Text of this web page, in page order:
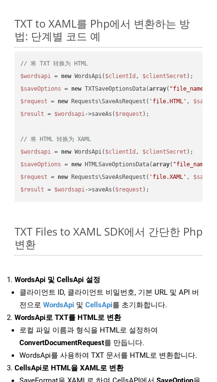
TXT to XAML를 Php에서 변환하는 방
법: 단계별 코드 예
// 将 TXT 转换为 HTML
$wordsapi = new WordsApi( $clientId , $clientSecret
$saveOptions = new TXTSaveOptionsData(array( "file_name"
$request = new Requests\SaveAsRequest( 'file.HTML' ,
$result = $wordsapi->saveAs( $request );
// 将 HTML 转换为 XAML
$wordsapi = new WordsApi( $clientId , $clientSecret
$saveOptions = new HTMLSaveOptionsData(array( "file_name"
$request = new Requests\SaveAsRequest( 'file.XAML' ,
$result = $wordsapi->saveAs( $request
TXT Files to XAML SDK에서 간단한 Php
변환
WordsApi 및 CellsApi 설정
클라이언트 ID, 클라이언트 비밀번호, 기본 URL 및 API 버
전으로 WordsApi 및 CellsApi를 초기화합니다.
WordsApi로 TXT를 HTML로 변환
로컬 파일 이름과 형식을 HTML로 설정하여
ConvertDocumentRequest를 만듭니다.
WordsApi를 사용하여 TXT 문서를 HTML로 변환합니다.
CellsApi로 HTML을 XAML로 변환